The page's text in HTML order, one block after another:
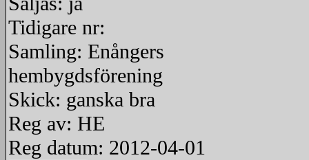
Tidigare nr:
Samling: Enångers
hembygdsförening
Skick: ganska bra
Reg av: HE
Reg datum: 2012-04-01